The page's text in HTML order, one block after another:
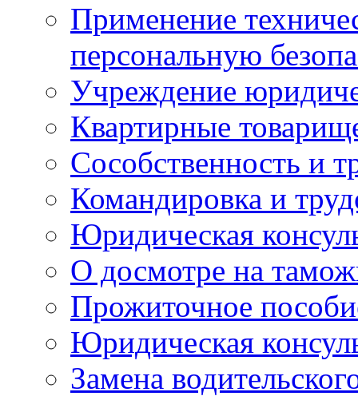
Применение
персональную
Учреждение
Квартирные
Сособственность и
Командировка и
Юридическая
О досмотре на
Прожиточное
Юридическая
Замена